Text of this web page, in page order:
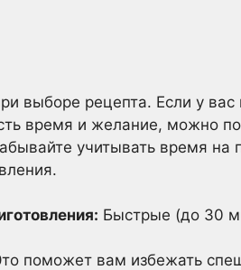
выборе рецепта. Если у
время и желание, можно
учитывать время на
Быстрые (до 30
поможет вам избежать